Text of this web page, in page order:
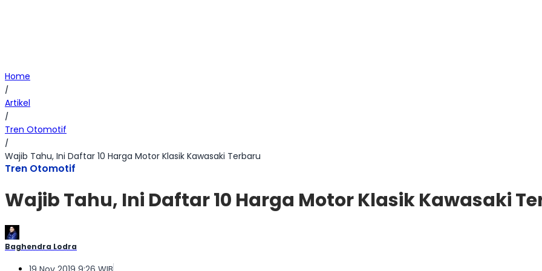
Home
/
Artikel
/
Tren Otomotif
/
Wajib Tahu, Ini Daftar 10 Harga Motor Klasik Kawasaki Terbaru
Tren Otomotif
Wajib Tahu, Ini Daftar 10 Harga Motor Klasik Kawasaki
Baghendra Lodra